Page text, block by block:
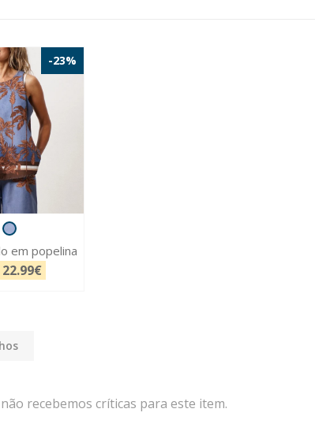
-23%
em popelina
22.99€
recebemos críticas para este item.